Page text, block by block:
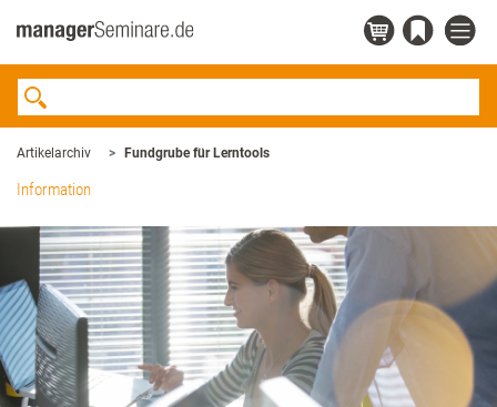
Artikelarchiv Fundgrube für Lerntools
Information